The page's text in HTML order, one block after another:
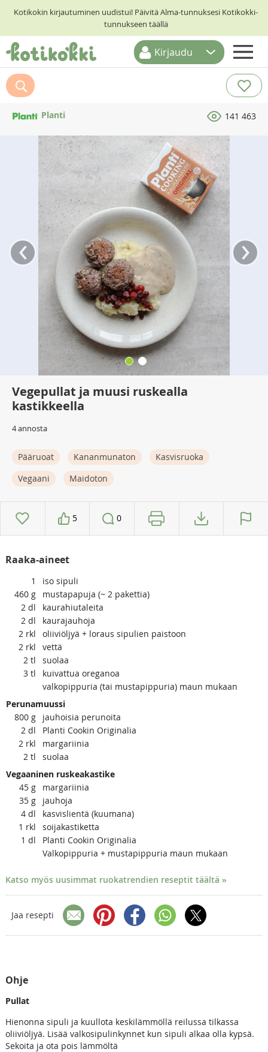
Kotikokin kirjautuminen uudistui! Päivitä Alma-tunnuksesi Kotikokki-
tunnukseen täällä
ETUSIVU
RESEPTIHAKU
RUOKATEEMAT
KESKUSTELUT
KOTIKOKIT
Kirjaudu
Planti 141 463
‹ ›
Vegepullat ja muusi ruskealla
kastikkeella
4 annosta
Pääruoat Kananmunaton
Kasvisruoka
Vegaani
Maidoton
5 0
Raaka-aineet
1
iso sipuli
460 g
mustapapuja (~ 2 pakettia)
2 dl
kaurahiutaleita
2 dl
kaurajauhoja
2 rkl
oliiviöljyä + loraus sipulien paistoon
2 rkl
vettä
2 tl
suolaa
3 tl
kuivattua oreganoa
valkopippuria (tai mustapippuria) maun mukaan
Perunamuussi
800 g
jauhoisia perunoita
2 dl
Planti Cookin Originalia
2 rkl
margariinia
2 tl
suolaa
Vegaaninen ruskeakastike
45 g
margariinia
35 g
jauhoja
4 dl
kasvislientä (kuumana)
1 rkl
soijakastiketta
1 dl
Planti Cookin Originalia
Valkopippuria + mustapippuria maun mukaan
Katso myös uusimmat ruokatrendien reseptit täältä »
Jaa resepti
Ohje
Pullat
Hienonna sipuli ja kuullota keskilämmöllä reilussa tilkassa
oliiviöljyä. Lisää valkosipulinkynnet kun sipuli alkaa olla kypsä.
Sekoita ja ota pois lämmöltä